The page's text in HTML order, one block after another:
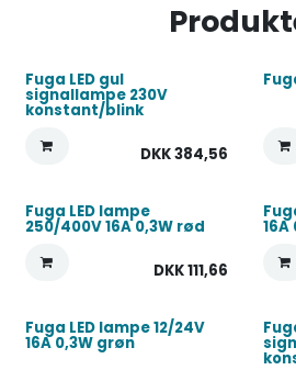
Fuga LED gul
signallampe 230V
konstant/blink
DKK384,56
Fuga LED lampe
250/400V 16A 0,3W rød
DKK111,66
16A
Fuga LED lampe 12/24V
16A 0,3W grøn